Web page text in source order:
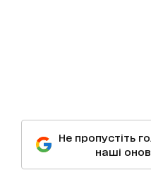
Не пропустіть
наші